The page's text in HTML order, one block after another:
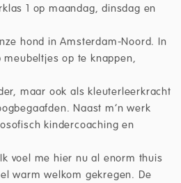
1 op maandag, dinsdag en
hond in Amsterdam-Noord. In
op te knappen,
maar ook als kleuterleerkracht
Naast m’n werk
kindercoaching en
voel me hier nu al enorm thuis
warm welkom gekregen. De